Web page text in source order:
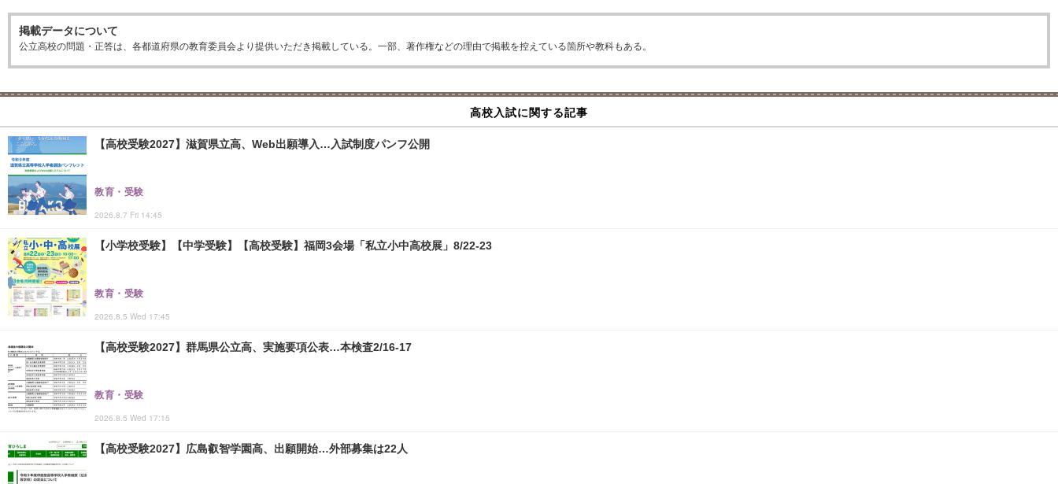
掲載データについて
公立高校の問題・正答は、各都道府県の教育委員会より提供いただき掲載している。一部、著作権などの理由で掲載を控えている箇所や教科もある。
高校入試に関する記事
【高校受験2027】滋賀県立高、Web出願導入…入試制度パンフ公開
教育・受験
2026.8.7 Fri 14:45
【小学校受験】【中学受験】【高校受験】福岡3会場「私立小中高校展」8/22-23
教育・受験
2026.8.5 Wed 17:45
【高校受験2027】群馬県公立高、実施要項公表…本検査2/16-17
教育・受験
2026.8.5 Wed 17:15
【高校受験2027】広島叡智学園高、出願開始…外部募集は22人